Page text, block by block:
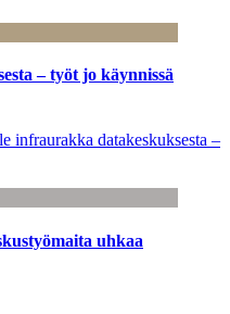
– työt jo käynnissä
infraurakka datakeskuksesta –
uhkaa